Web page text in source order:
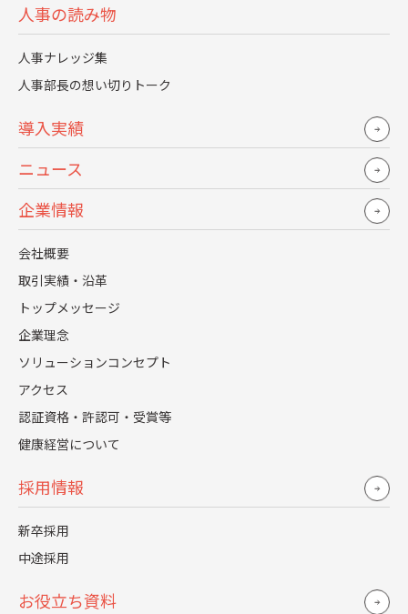
人事の読み物
人事ナレッジ集
人事部長の想い切りトーク
導入実績
ニュース
企業情報
会社概要
取引実績・沿革
トップメッセージ
企業理念
ソリューションコンセプト
アクセス
認証資格・許認可・受賞等
健康経営について
採用情報
新卒採用
中途採用
お役立ち資料
多くの企業様をご支援する中で見えてきたのは、「完璧な
手法は存在しない」という事実です。
成功の鍵は、自社の課題やフェーズに合わせて、これらの
手法をいかに戦略的に組み合わせるかにあります。
しょう。
求人広告
求人広告は、幅広い求職者層に効率的にアプローチできる
採用手法です。
なぜ効果的なのか
目に触れる機会が増えます。掲載期間中は応募数に制限が
ないため、コストパフォーマンスに優れています。
具体的な活用例
主な媒体：Indeed、リクナビNEXT
掲載費用
ターゲット：若手層、転職潜在層
向いている企業
びたい企業
人材紹介